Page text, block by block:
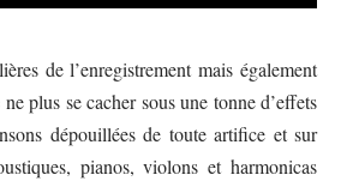
de l’enregistrement mais également
plus se cacher sous une tonne d’effets
dépouillées de toute artifice et sur
pianos, violons et harmonicas